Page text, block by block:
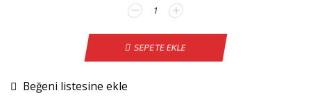
Hyundai
i30
Direksiyon
Kılıfı
adet
SEPETE EKLE
Beğeni listesine ekle